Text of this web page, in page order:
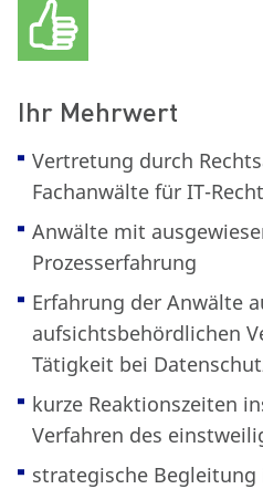
Ihr Mehrwert
Vertretung durch
Fachanwälte für IT-Recht
Anwälte mit
Prozesserfahrung
Erfahrung der Anwälte
aufsichtsbehördlichen
Tätigkeit bei
kurze Reaktionszeiten
Verfahren des
strategische Begleitung